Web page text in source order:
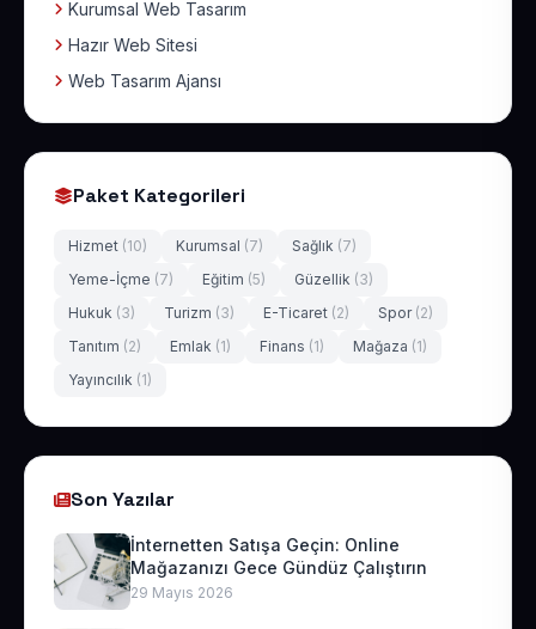
Kurumsal Web Tasarım
Hazır Web Sitesi
Web Tasarım Ajansı
Paket Kategorileri
Hizmet (10) Kurumsal (7) Sağlık (7)
Yeme-İçme (7) Eğitim (5) Güzellik (3)
Hukuk (3) Turizm (3) E-Ticaret (2) Spor (2)
Tanıtım (2) Emlak (1) Finans (1) Mağaza (1)
Yayıncılık (1)
Son Yazılar
İnternetten Satışa Geçin: Online
Mağazanızı Gece Gündüz Çalıştırın
29 Mayıs 2026